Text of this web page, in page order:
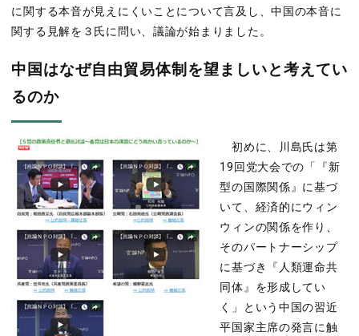
に関する本音が見えにくいことについて言及し、中国の本音に
関する見解を３氏に問い、議論が始まりました。
中国はなぜ自由貿易体制を望ましいと考えてい
るのか
初めに、川島氏は第
19回党大会での「『新
型の国際関係』に基づ
いて、経済的にウィン
ウィンの関係を作り、
そのパートナーシップ
に基づき『人類運命共
同体』を形成してい
く」という中国の習近
平国家主席の発言に触